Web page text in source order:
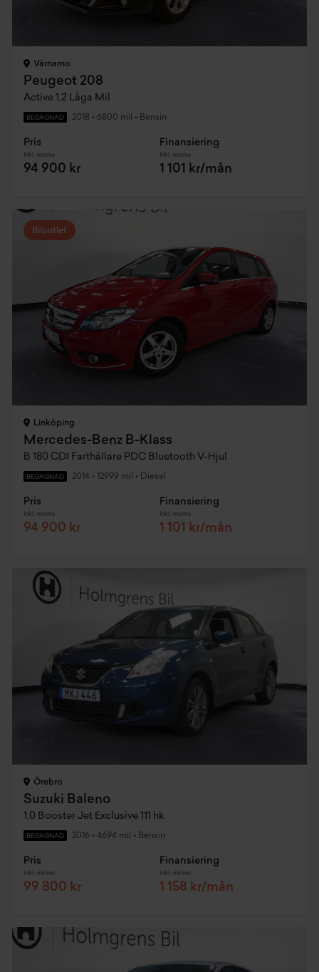
Värnamo
Peugeot 208
Active 1,2 Låga Mil
BEGAGNAD 2018 • 6800 mil • Bensin
Pris
Inkl. moms
94 900 kr
Finansiering
Inkl. moms
1 101 kr/mån
Biloutlet
Linköping
Mercedes-Benz B-Klass
B 180 CDI Farthållare PDC Bluetooth V-Hjul
BEGAGNAD 2014 • 12999 mil • Diesel
Pris
Inkl. moms
94 900 kr
Finansiering
Inkl. moms
1 101 kr/mån
Örebro
Suzuki Baleno
1.0 Booster Jet Exclusive 111 hk
BEGAGNAD 2016 • 4694 mil • Bensin
Pris
Inkl. moms
99 800 kr
Finansiering
Inkl. moms
1 158 kr/mån